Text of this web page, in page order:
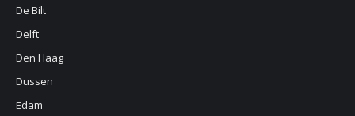
De Bilt
Delft
Den Haag
Dussen
Edam